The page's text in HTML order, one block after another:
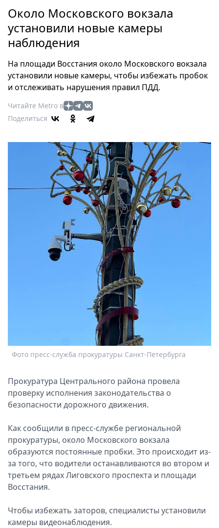
Россия
Мир
Здоровье
Туризм
Мода
Кино
Афиша
Выставки
Пресс-
релизы
О
Metro
Стримы
Спецпроекты
Звезды
Выборы
Около Московского вокзала
установили новые камеры
наблюдения
На площади Восстания около Московского вокзала
установили новые камеры, чтобы избежать пробок
и отслеживать нарушения правил ПДД.
Читайте Metro в
Поделиться
Фото пресс-служба прокуратуры Санкт-Петербурга
Прокуратура Центрального района провела
проверку исполнения законодательства о
безопасности дорожного движения.
Как сообщили в пресс-службе региональной
прокуратуры, около Московского вокзала
образуются постоянные пробки. Это происходит из-
за того, что водители останавливаются во втором и
третьем рядах Лиговского проспекта и площади
Восстания.
Чтобы избежать заторов, специалисты установили
камеры видеонаблюдения.